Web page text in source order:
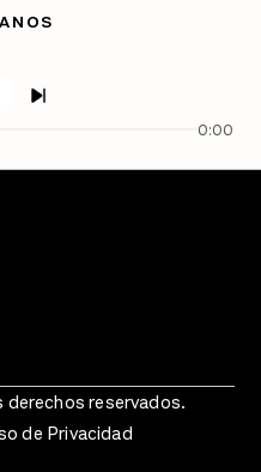
0:00
reservados.
de Privacidad